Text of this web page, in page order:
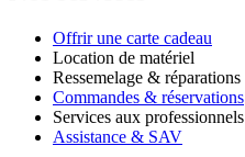
Offrir une carte cadeau
Location de matériel
Ressemelage & réparations
Commandes & réservations
Services aux professionnels
Assistance & SAV